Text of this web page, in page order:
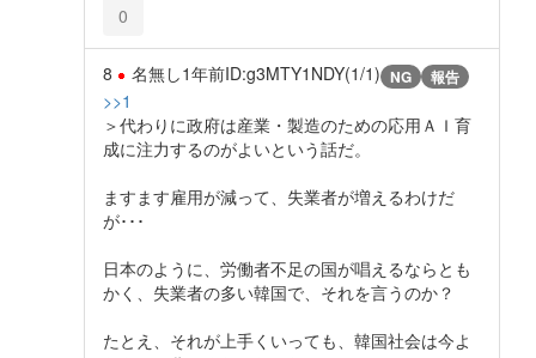
0
8 名無し1年前ID:g3MTY1NDY(1/1) NG 報告
>>1
＞代わりに政府は産業・製造のための応用ＡＩ育
成に注力するのがよいという話だ。
ますます雇用が減って、失業者が増えるわけだ
が･･･
日本のように、労働者不足の国が唱えるならとも
かく、失業者の多い韓国で、それを言うのか？
たとえ、それが上手くいっても、韓国社会は今よ